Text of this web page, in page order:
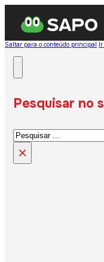
Saltar para o conteúdo principal Ir
Pesquisar no
Pesquisar
×